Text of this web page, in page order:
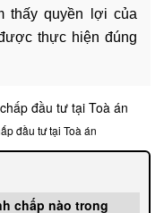
thấy quyền lợi của
thực hiện đúng
đầu tư tại Toà án
chấp nào trong